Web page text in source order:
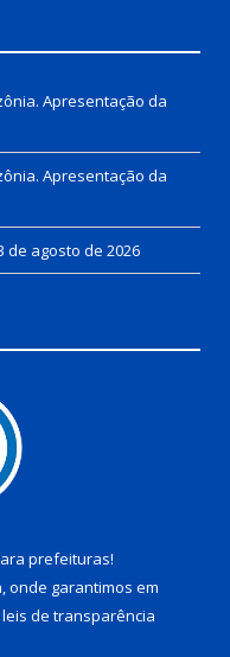
Apresentação da
Apresentação da
de agosto de 2026
prefeituras!
onde garantimos em
leis de transparência